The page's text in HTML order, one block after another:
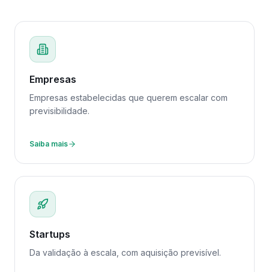
Empresas
Empresas estabelecidas que querem escalar com
previsibilidade.
Saiba mais
Startups
Da validação à escala, com aquisição previsível.